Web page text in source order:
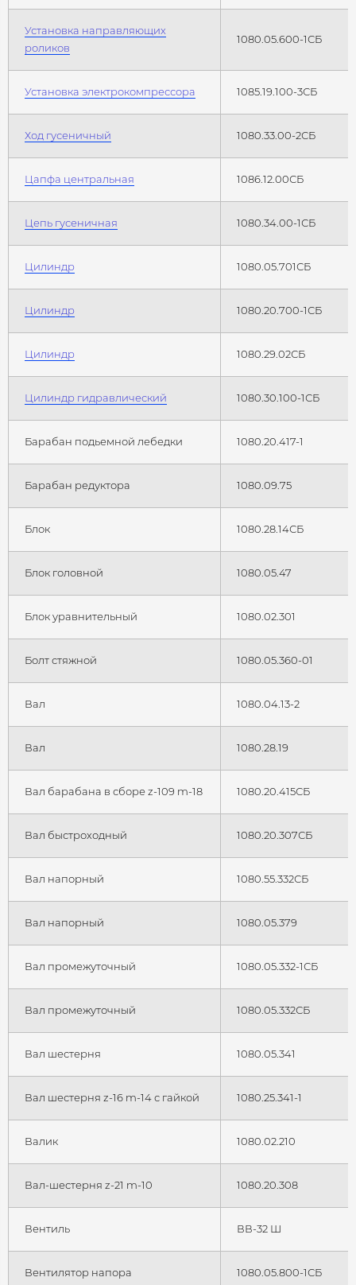
Установка направляющих
роликов
1080.05.600-1СБ
Установка электрокомпрессора 1085.19.100-3СБ
Ход гусеничный 1080.33.00-2СБ
Цапфа центральная 1086.12.00СБ
Цепь гусеничная 1080.34.00-1СБ
Цилиндр 1080.05.701СБ
Цилиндр 1080.20.700-1СБ
Цилиндр 1080.29.02СБ
Цилиндр гидравлический 1080.30.100-1СБ
Барабан подьемной лебедки 1080.20.417-1
Барабан редуктора 1080.09.75
Блок 1080.28.14СБ
Блок головной 1080.05.47
Блок уравнительный 1080.02.301
Болт стяжной 1080.05.360-01
Вал 1080.04.13-2
Вал 1080.28.19
Вал барабана в сборе z-109 m-18 1080.20.415СБ
Вал быстроходный 1080.20.307СБ
Вал напорный 1080.55.332СБ
Вал напорный 1080.05.379
Вал промежуточный 1080.05.332-1СБ
Вал промежуточный 1080.05.332СБ
Вал шестерня 1080.05.341
Вал шестерня z-16 m-14 с гайкой 1080.25.341-1
Валик 1080.02.210
Вал-шестерня z-21 m-10 1080.20.308
Вентиль ВВ-32 Ш
Вентилятор напора 1080.05.800-1СБ